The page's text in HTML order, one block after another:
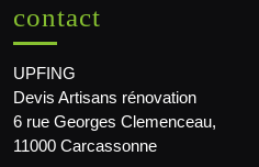
contact
UPFING
Devis Artisans rénovation
6 rue Georges Clemenceau,
11000 Carcassonne